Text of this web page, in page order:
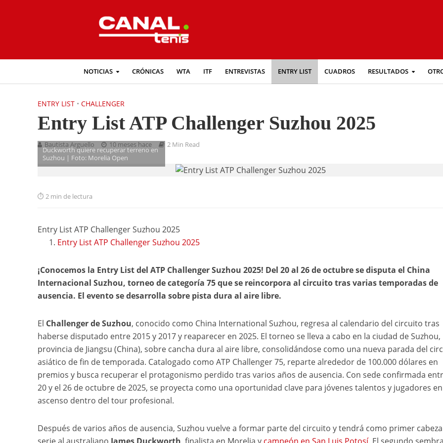
NOTICIAS CRÓNICAS WTA ITF ENTREVISTAS ENTRY LIST CUADROS RESULTADOS
ENTRY LIST • CHALLENGER
Entry List ATP Challenger Suzhou 2025
Bautista Arguello 10 meses hace 2 Min Read
Duckworth quiere recuperar terreno en
Suzhou | Foto: Morelia Open
2 min de lectura
Entry List ATP Challenger Suzhou 2025
Entry List ATP Challenger Suzhou 2025
¡Conocemos la Entry List del ATP Challenger Suzhou 2025! Del 20 al 26 de octubre se disputa el China
Internacional Suzhou, torneo de categoría 75 que se reincorpora al circuito tras varias temporadas de
ausencia. El evento se desarrolla sobre pista dura al aire libre.
El Challenger de Suzhou, conocido como China International Suzhou, regresa al calendario del circuito tras
haberse disputado entre 2015 y 2017 y reaparecer en 2025. El torneo se lleva a cabo en la ciudad de Suzhou,
provincia de Jiangsu (China), sobre cancha dura al aire libre, consolidándose como una nueva parada del
asiático de fin de temporada. Catalogado como ATP Challenger 75, reparte alrededor de 100.000 dólares en
premios y busca recuperar el protagonismo perdido tras varios años de ausencia. Con sede confirmada
20 y el 26 de octubre de 2025, se proyecta como una oportunidad clave para jóvenes talentos y jugadores en
ascenso dentro del tour profesional.
Después de varios años de ausencia, Suzhou vuelve a formar parte del circuito y tendrá como primer